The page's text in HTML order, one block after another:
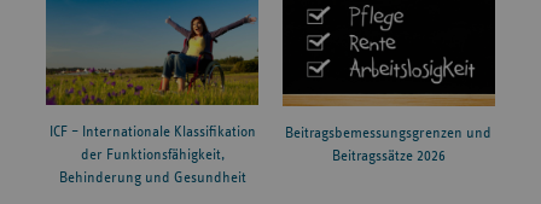
ICF – Internationale Klassifikation
der Funktionsfähigkeit,
Behinderung und Gesundheit
Beitragsbemessungsgrenzen und
Beitragssätze 2026